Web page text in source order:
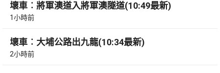
壞車︰將軍澳道入將軍澳隧道(10:49最新)
1小時前
壞車︰大埔公路出九龍(10:34最新)
2小時前